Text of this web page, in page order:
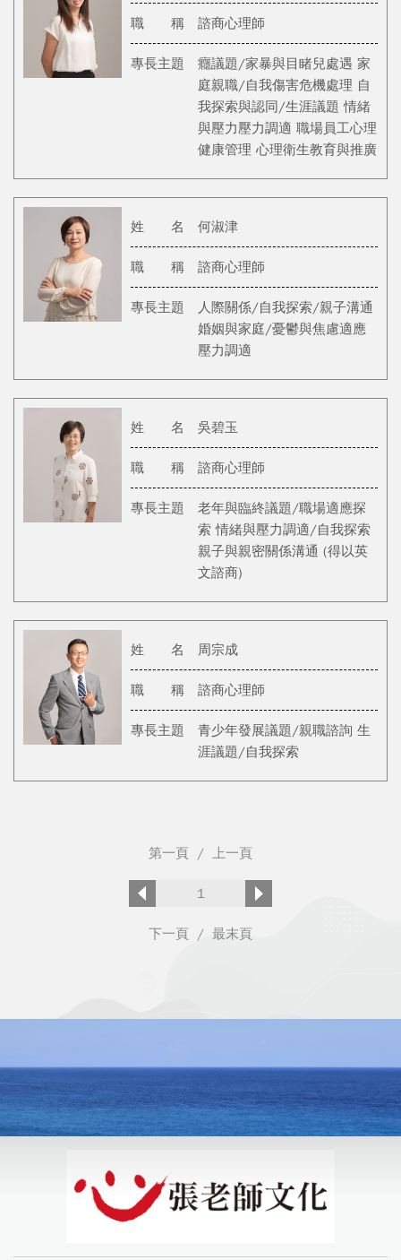
職 稱 諮商心理師
專長主題
癮議題/家暴與目睹兒處遇 家
庭親職/自我傷害危機處理 自
我探索與認同/生涯議題 情緒
與壓力壓力調適 職場員工心理
健康管理 心理衛生教育與推廣
姓 名 何淑津
職 稱 諮商心理師
專長主題
人際關係/自我探索/親子溝通
婚姻與家庭/憂鬱與焦慮適應
壓力調適
姓 名 吳碧玉
職 稱 諮商心理師
專長主題
老年與臨終議題/職場適應探
索 情緒與壓力調適/自我探索
親子與親密關係溝通 (得以英
文諮商)
姓 名 周宗成
職 稱 諮商心理師
專長主題
青少年發展議題/親職諮詢 生
涯議題/自我探索
第一頁 / 上一頁
1
下一頁 / 最末頁